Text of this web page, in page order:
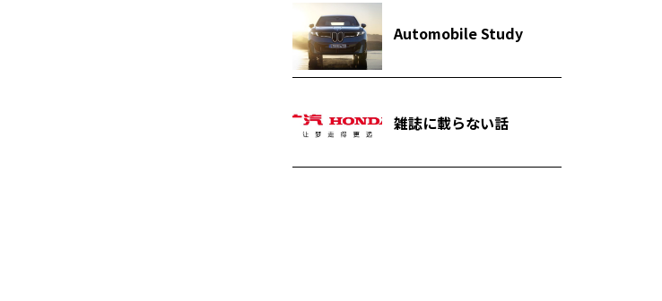
Automobile Study
雑誌に載らない話